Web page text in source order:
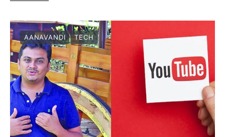
AANAVANDI TECH